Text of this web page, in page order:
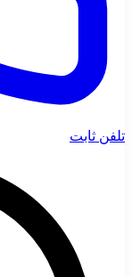
تلفن ثابت